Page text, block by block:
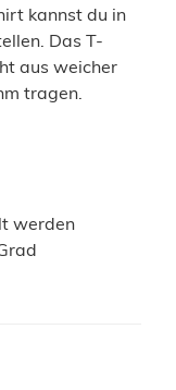
kannst du in
Das T-
aus weicher
tragen.
werden